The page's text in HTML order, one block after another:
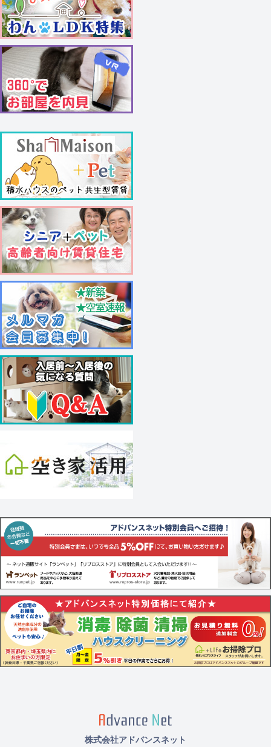
株式会社アドバンスネット